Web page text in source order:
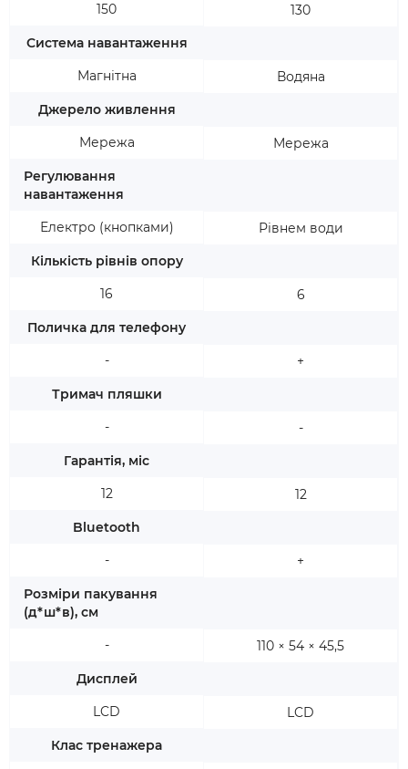
150
Система навантаження
Магнітна
Джерело живлення
Мережа
Регулювання
навантаження
Електро (кнопками)
Кількість рівнів опору
16
Поличка для телефону
-
Тримач пляшки
-
Гарантія, міс
12
Bluetooth
-
Розміри пакування
(д*ш*в), см
-
Дисплей
LCD
Клас тренажера
130
Водяна
Мережа
Рівнем води
6
+
-
12
+
110 × 54 × 45,5
LCD